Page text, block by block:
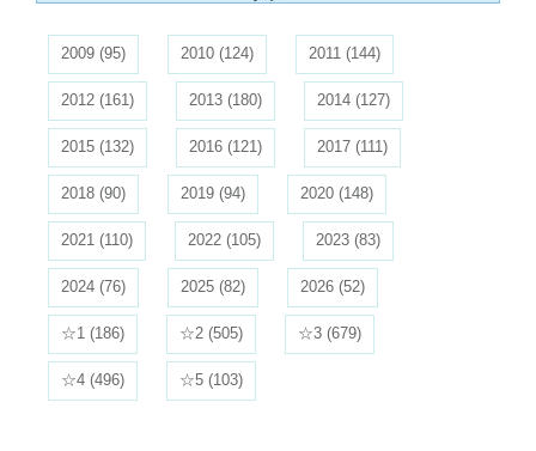
2009 (95) 2010 (124) 2011 (144)
2012 (161) 2013 (180) 2014 (127)
2015 (132) 2016 (121) 2017 (111)
2018 (90) 2019 (94) 2020 (148)
2021 (110) 2022 (105) 2023 (83)
2024 (76) 2025 (82) 2026 (52)
☆1 (186) ☆2 (505) ☆3 (679)
☆4 (496) ☆5 (103)